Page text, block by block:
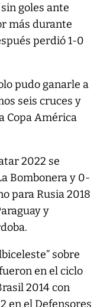
goles ante
más durante
perdió 1-0
pudo ganarle a
seis cruces y
Copa América
2022 se
Bombonera y 0-
para Rusia 2018
y
sobre
en el ciclo
2014 con
en el Defensores